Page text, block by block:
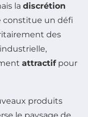
la discrétion
constitue un défi
des
attractifpour
produits